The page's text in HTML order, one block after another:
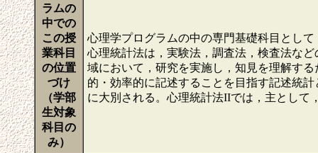
ラムの
中での
この授
業科目
の位置
づけ
（学部
生対象
科目の
み）
心理学プログラムの中の専門基礎科目とし
心理統計法は，実験法，調査法，検査法な
域において，研究を実施し，知見を理解す
的・効率的に記述することを目指す記述統
に大別される。心理統計法IIでは，主とし